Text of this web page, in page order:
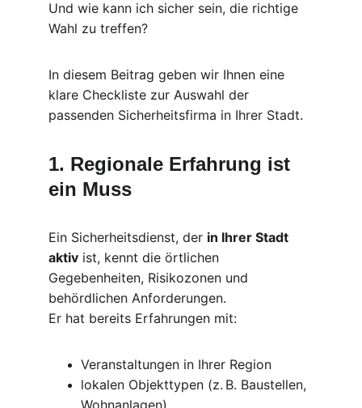
Und wie kann ich sicher sein, die richtige
Wahl zu treffen?
In diesem Beitrag geben wir Ihnen eine
klare Checkliste zur Auswahl der
passenden Sicherheitsfirma in Ihrer Stadt.
1. Regionale Erfahrung ist
ein Muss
Ein Sicherheitsdienst, der in Ihrer Stadt
aktiv ist, kennt die örtlichen
Gegebenheiten, Risikozonen und
behördlichen Anforderungen.
Er hat bereits Erfahrungen mit:
Veranstaltungen in Ihrer Region
lokalen Objekttypen (z. B. Baustellen,
Wohnanlagen)